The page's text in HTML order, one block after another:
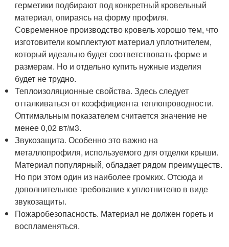
герметики подбирают под конкретный кровельный
материал, опираясь на форму профиля.
Современное производство кровель хорошо тем, что
изготовители комплектуют материал уплотнителем,
который идеально будет соответствовать форме и
размерам. Но и отдельно купить нужные изделия
будет не трудно.
Теплоизоляционные свойства. Здесь следует
отталкиваться от коэффициента теплопроводности.
Оптимальным показателем считается значение не
менее 0,02 вт/м3.
Звукозащита. Особенно это важно на
металлопрофиля, используемого для отделки крыши.
Материал популярный, обладает рядом преимуществ.
Но при этом один из наиболее громких. Отсюда и
дополнительное требование к уплотнителю в виде
звукозащиты.
Пожаробезопасность. Материал не должен гореть и
воспламеняться.